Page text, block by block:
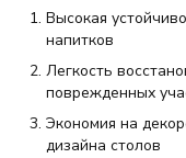
Высокая
напитков
Легкость
поврежденных
Экономия на
дизайна столов